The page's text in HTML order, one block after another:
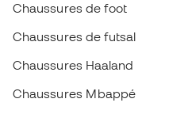
Chaussures de foot
Chaussures de futsal
Chaussures Haaland
Chaussures Mbappé